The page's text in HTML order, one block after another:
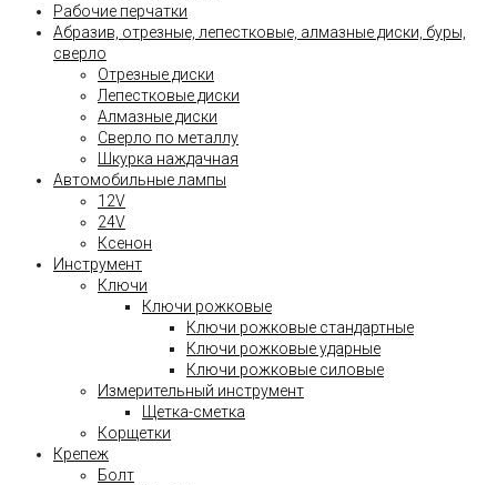
Рабочие перчатки
Абразив, отрезные, лепестковые, алмазные диски, буры,
сверло
Отрезные диски
Лепестковые диски
Алмазные диски
Сверло по металлу
Шкурка наждачная
Автомобильные лампы
12V
24V
Ксенон
Инструмент
Ключи
Ключи рожковые
Ключи рожковые стандартные
Ключи рожковые ударные
Ключи рожковые силовые
Измерительный инструмент
Щетка-сметка
Корщетки
Крепеж
Болт